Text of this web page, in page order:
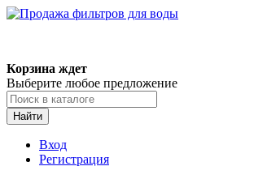
Корзина ждет
Выберите любое предложение
Найти
Вход
Регистрация